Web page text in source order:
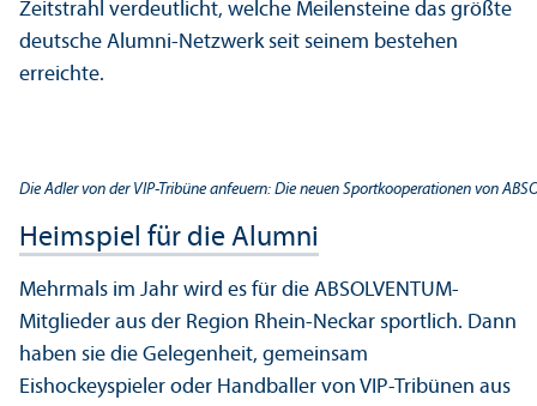
Zeitstrahl verdeutlicht, welche Meilensteine das größte
deutsche Alumni-Netzwerk seit seinem bestehen
erreichte.
Die Adler von der VIP-Tribüne anfeuern: Die neuen Sportkooperationen von
Heimspiel für die Alumni
Mehrmals im Jahr wird es für die ABSOLVENTUM-
Mitglieder aus der Region Rhein-Neckar sportlich. Dann
haben sie die Gelegenheit, gemeinsam
Eishockeyspieler oder Handballer von VIP-Tribünen aus